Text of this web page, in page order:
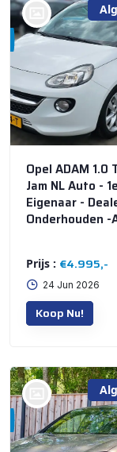
Opel ADAM 1.0
Jam NL Auto - 1e
Eigenaar -
Onderhouden -
Prijs : €4.995,-
24 Jun 2026
Koop Nu!